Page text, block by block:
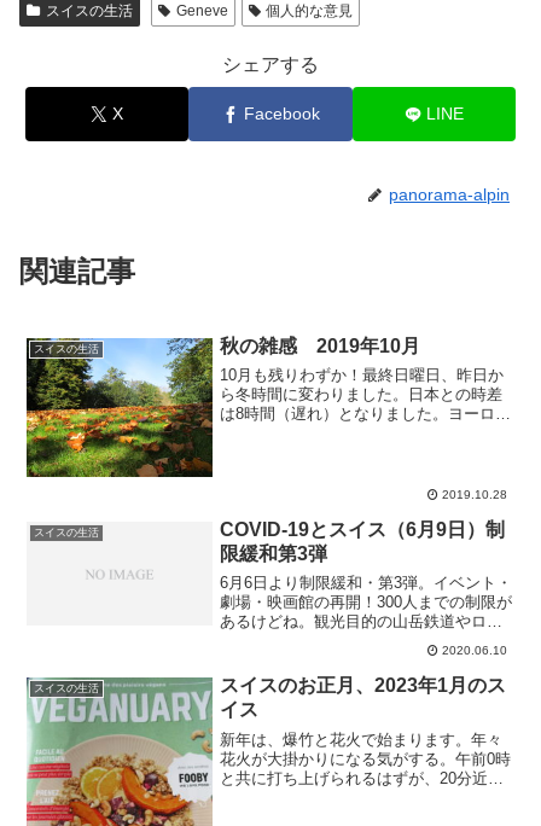
スイスの生活 Geneve 個人的な意見
シェアする
X Facebook LINE
panorama-alpin
関連記事
スイスの生活 秋の雑感 2019年10月
10月も残りわずか！最終日曜日、昨日か
ら冬時間に変わりました。日本との時差
は8時間（遅れ）となりました。ヨーロッ
2019.10.28
スイスの生活
COVID-19とスイス（6月9日）制
限緩和第3弾
6月6日より制限緩和・第3弾。イベント・
劇場・映画館の再開！300人までの制限が
あるけどね。観光目的の山岳鉄道やロー
プウェー、義務教育以降の教育機関も再
開。夜の12時までだけどクラブやディス
コも可。デモも可。制限が緩和されて以
降も新規感染者...
2020.06.10
スイスの生活
スイスのお正月、2023年1月のス
イス
新年は、爆竹と花火で始まります。年々
花火が大掛かりになる気がする。午前0時
と共に打ち上げられるはずが、20分近く